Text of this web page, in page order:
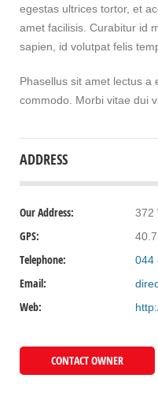
egestas ultrices tortor, et
amet facilisis. Curabitur id
sapien, id volutpat felis
Phasellus sit amet lectus a
commodo. Morbi vitae dui
ADDRESS
Our Address: 372
GPS:
Telephone: 044
Email:
Web:
CONTACT OWNER